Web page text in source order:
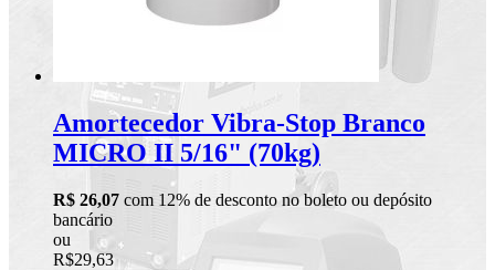
Amortecedor Vibra-Stop Branco
MICRO II 5/16" (70kg)
R$ 26,07 com 12% de desconto no boleto ou depósito
bancário
ou
R$29,63